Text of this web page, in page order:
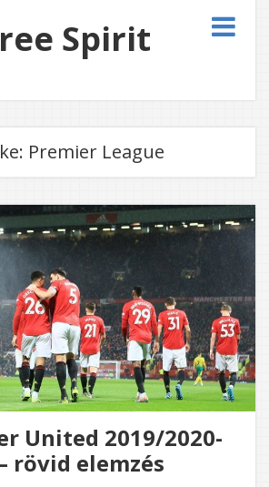
Spirit
Premier League
United 2019/2020-
rövid elemzés